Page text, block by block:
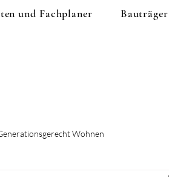
und Fachplaner
Wohnen